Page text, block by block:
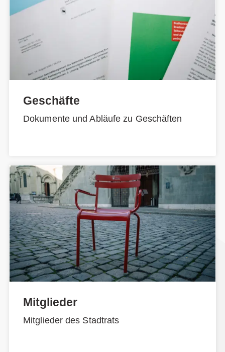
Geschäfte
Dokumente und Abläufe zu Geschäften
Mitglieder
Mitglieder des Stadtrats